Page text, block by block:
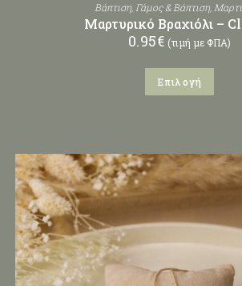
Βάπτιση,Γάμος & Βάπτιση,
Μαρτυρικό Βραχιόλι –
0.95€ (τιμή με ΦΠΑ)
Επιλογή